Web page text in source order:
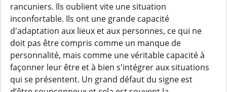
rancuniers. Ils oublient vite une situation
inconfortable. Ils ont une grande capacité
d'adaptation aux lieux et aux personnes, ce qui ne
doit pas être compris comme un manque de
personnalité, mais comme une véritable capacité à
façonner leur être et à bien s'intégrer aux situations
qui se présentent. Un grand défaut du signe est